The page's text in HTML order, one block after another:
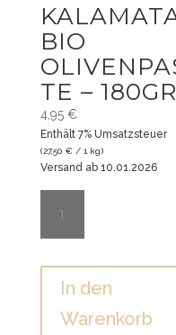
BIO
TE – 180GR
4,95 €
Enthält 7% Umsatzsteuer
(27,50 € / 1 kg)
Versand ab 10.01.2026
Kalamata
Bio
Menge
In den
Warenkorb